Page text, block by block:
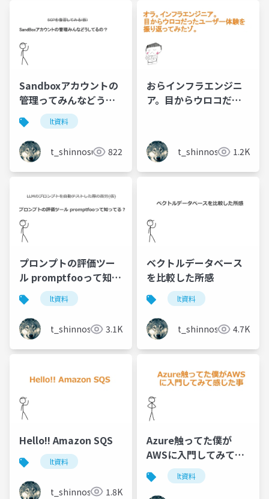
Sandboxアカウントの
管理ってみんなどうし
てるの？lt資料
t_shinnosuke 822
おらインフラエンジニ
ア。目からウロコだっ
t_shinnosuke 1.2K
プロンプトの評価ツー
ル promptfooって知っ
てる？lt資料
t_shinnosuke 3.1K
ベクトルデータベース
を比較した所感
lt資料
t_shinnosuke 4.7K
Hello!! Amazon SQS
lt資料
t_shinnosuke 1.8K
Azure触ってた僕が
AWSに入門してみて感
じたことlt資料